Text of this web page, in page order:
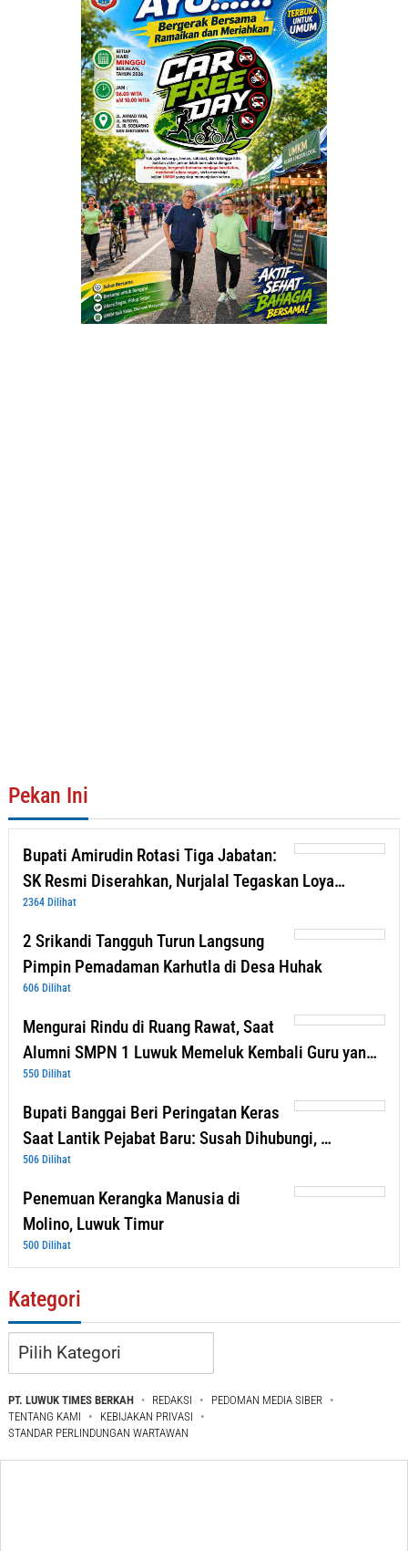
Pekan Ini
Bupati Amirudin Rotasi Tiga Jabatan:
SK Resmi Diserahkan, Nurjalal Tegaskan Loya…
2364 Dilihat
2 Srikandi Tangguh Turun Langsung
Pimpin Pemadaman Karhutla di Desa Huhak
606 Dilihat
Mengurai Rindu di Ruang Rawat, Saat
Alumni SMPN 1 Luwuk Memeluk Kembali Guru yan…
550 Dilihat
Bupati Banggai Beri Peringatan Keras
Saat Lantik Pejabat Baru: Susah Dihubungi, …
506 Dilihat
Penemuan Kerangka Manusia di
Molino, Luwuk Timur
500 Dilihat
Kategori
Kategori
PT. LUWUK TIMES BERKAH REDAKSI
PEDOMAN MEDIA SIBER
TENTANG KAMI
KEBIJAKAN PRIVASI
STANDAR PERLINDUNGAN WARTAWAN